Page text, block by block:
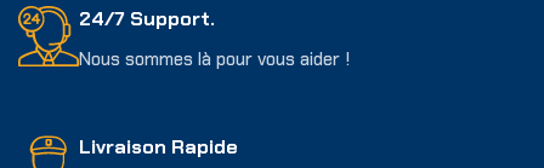
24/7 Support.
Nous sommes là pour vous aider !
Livraison Rapide